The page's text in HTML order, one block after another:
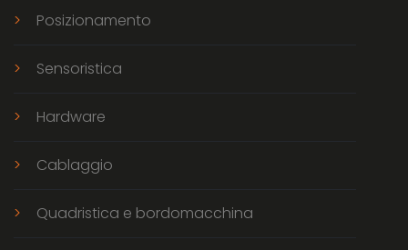
Posizionamento
Sensoristica
Hardware
Cablaggio
Quadristica e bordomacchina